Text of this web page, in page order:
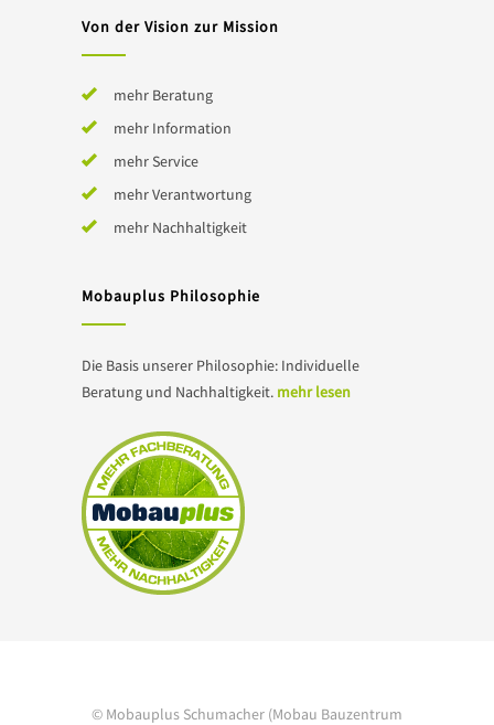
Von der Vision zur Mission
mehr Beratung
mehr Information
mehr Service
mehr Verantwortung
mehr Nachhaltigkeit
Mobauplus Philosophie
Die Basis unserer Philosophie: Individuelle
Beratung und Nachhaltigkeit. mehr lesen
© Mobauplus Schumacher (Mobau Bauzentrum